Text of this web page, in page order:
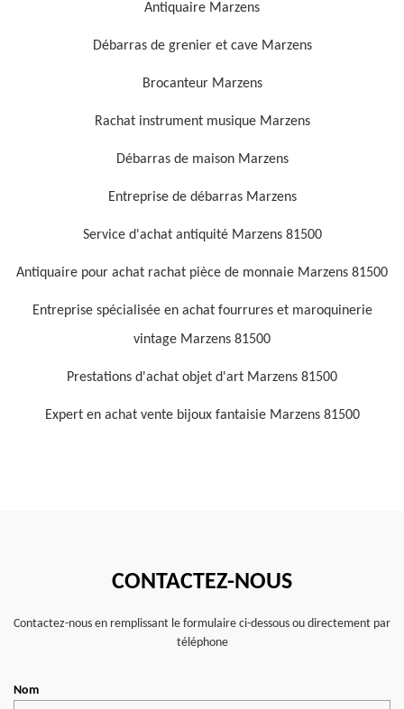
Antiquaire Marzens
Débarras de grenier et cave Marzens
Brocanteur Marzens
Rachat instrument musique Marzens
Débarras de maison Marzens
Entreprise de débarras Marzens
Service d'achat antiquité Marzens 81500
Antiquaire pour achat rachat pièce de monnaie Marzens 81500
Entreprise spécialisée en achat fourrures et maroquinerie
vintage Marzens 81500
Prestations d'achat objet d'art Marzens 81500
Expert en achat vente bijoux fantaisie Marzens 81500
CONTACTEZ-NOUS
Contactez-nous en remplissant le formulaire ci-dessous ou directement par
téléphone
Nom